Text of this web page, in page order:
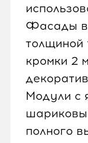
Фасады
толщиной
кромки 2
Модули с
полного